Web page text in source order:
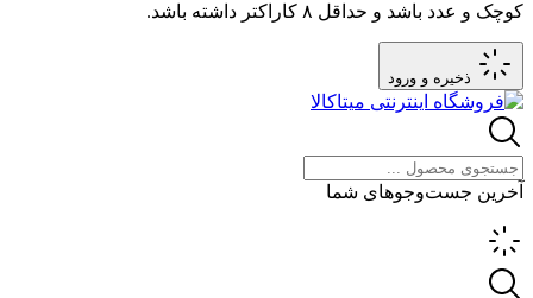
کوچک و عدد باشد و حداقل ۸ کاراکتر داشته باشد.
ذخیره و ورود
آخرین جست‌وجوهای شما